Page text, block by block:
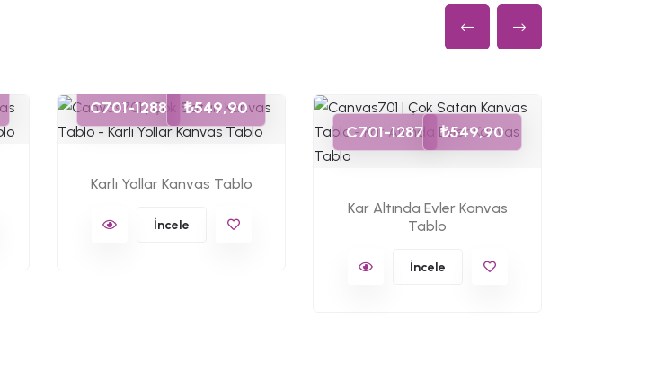
C701-1288 ₺549,90
Karlı Yollar Kanvas Tablo
İncele
C701-1287 ₺549,90
Kar Altında Evler Kanvas
Tablo
İncele